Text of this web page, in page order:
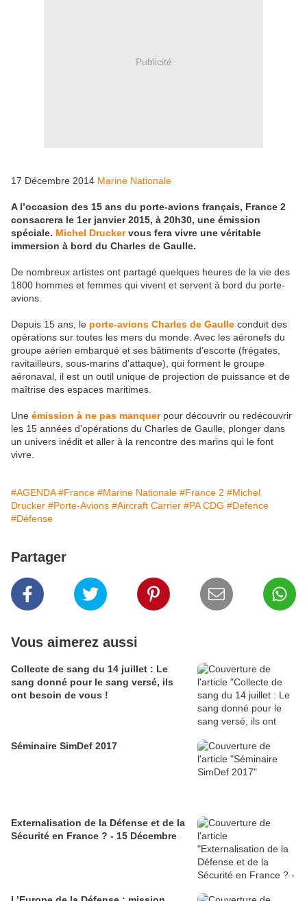
Publicité
17 Décembre 2014 Marine Nationale
A l’occasion des 15 ans du porte-avions français, France 2
consacrera le 1er janvier 2015, à 20h30, une émission
spéciale. Michel Druckervous fera vivre une véritable
immersion à bord du Charles de Gaulle.
De nombreux artistes ont partagé quelques heures de la vie des
1800 hommes et femmes qui vivent et servent à bord du porte-
avions.
Depuis 15 ans, le porte-avions Charles de Gaulle conduit des
opérations sur toutes les mers du monde. Avec les aéronefs du
groupe aérien embarqué et ses bâtiments d’escorte (frégates,
ravitailleurs, sous-marins d’attaque), qui forment le groupe
aéronaval, il est un outil unique de projection de puissance et de
maîtrise des espaces maritimes.
Une émission à ne pas manquer pour découvrir ou redécouvrir
les 15 années d’opérations du Charles de Gaulle, plonger dans
un univers inédit et aller à la rencontre des marins qui le font
vivre.
#AGENDA #France #Marine Nationale #France 2 #Michel
Drucker #Porte-Avions #Aircraft Carrier #PA CDG #Defence
#Défense
Partager
Vous aimerez aussi
Collecte de sang du 14 juillet : Le
sang donné pour le sang versé, ils
ont besoin de vous !
Séminaire SimDef 2017
Externalisation de la Défense et de la
Sécurité en France ? - 15 Décembre